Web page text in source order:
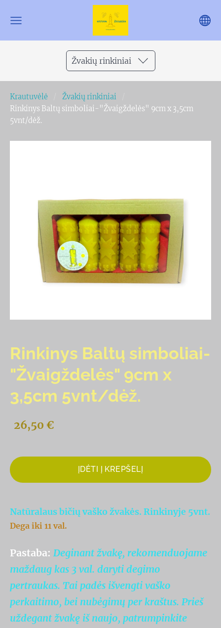
Žvakių rinkiniai
Krautuvėlė
Žvakių rinkiniai
Rinkinys Baltų simboliai-"Žvaigždelės" 9cm x 3,5cm
5vnt/dėž.
Rinkinys Baltų simboliai-
"Žvaigždelės" 9cm x
3,5cm 5vnt/dėž.
26,50 €
ĮDĖTI Į KREPŠELĮ
Natūralaus bičių vaško žvakės. Rinkinyje 5vnt.
Dega iki 11 val.
Pastaba: Deginant žvakę, rekomenduojame
maždaug kas 3 val. daryti degimo
pertraukas. Tai padės išvengti vaško
perkaitimo, bei nubėgimų per kraštus. Prieš
uždegant žvakę iš naujo, patrumpinkite